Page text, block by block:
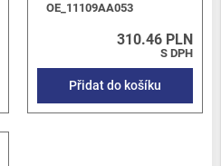
OE_11109AA053
310.46 PLN
S DPH
Přidat do košíku